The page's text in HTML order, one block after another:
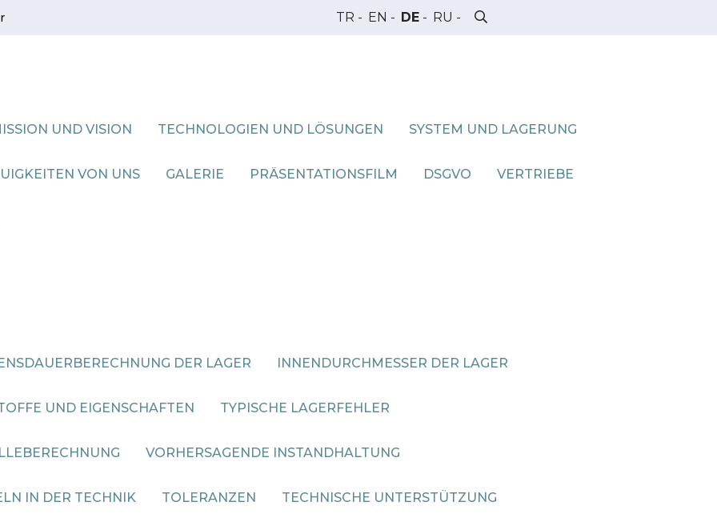
TR - EN - DE - RU -
UND VISION TECHNOLOGIEN UND LÖSUNGEN SYSTEM UND LAGERUNG
VON UNS GALERIE PRÄSENTATIONSFILM DSGVO VERTRIEBE
DER LAGER INNENDURCHMESSER DER LAGER
UND EIGENSCHAFTEN TYPISCHE LAGERFEHLER
VORHERSAGENDE INSTANDHALTUNG
IN DER TECHNIK TOLERANZEN TECHNISCHE UNTERSTÜTZUNG